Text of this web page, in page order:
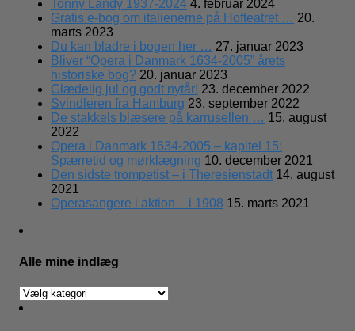
Tonny Landy 1937-2024 4. februar 2024
Gratis e-bog om italienerne på Hofteatret … 20.
marts 2023
Du kan bladre i bogen her … 27. januar 2023
Bliver “Opera i Danmark 1634-2005” årets
historiske bog? 20. januar 2023
Glædelig jul og godt nytår! 23. december 2022
Svindleren fra Hamburg 23. september 2022
De stakkels blæsere på karrusellen … 15. august
2022
Opera i Danmark 1634-2005 – kapitel 15:
Spærretid og mørklægning 10. december 2021
Den sidste trompetist – i Theresienstadt 14. august
2021
Operasangere i aktion – i 1908 15. marts 2021
Alle mine indlæg
Alle
mine